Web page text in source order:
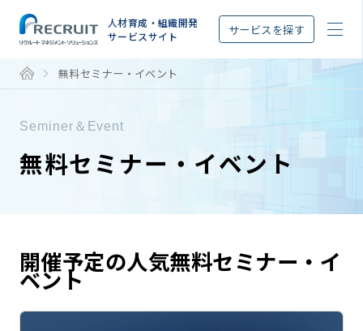
人材育成・組織開発
サービスサイト
サービスを探す
無料セミナー・イベント
Seminer＆Event
無料セミナー・イベント
開催予定の人気無料セミナー・イ
ベント